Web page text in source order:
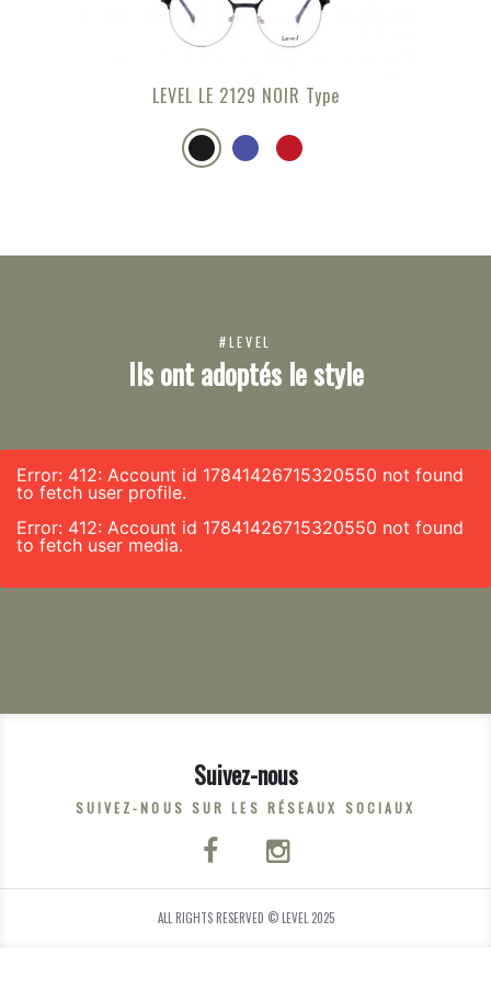
LEVEL LE 2129 NOIR Type
#LEVEL
Ils ont adoptés le style
Error: 412: Account id 17841426715320550 not found
to fetch user profile.
Error: 412: Account id 17841426715320550 not found
to fetch user media.
Suivez-nous
SUIVEZ-NOUS SUR LES RÉSEAUX SOCIAUX
ALL RIGHTS RESERVED © LEVEL 2025